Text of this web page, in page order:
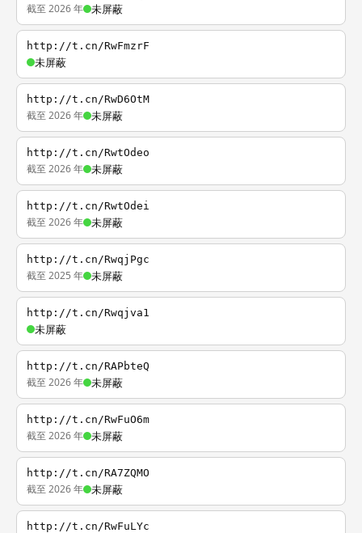
截至 2026 年 未屏蔽
http://t.cn/RwFmzrF
未屏蔽
http://t.cn/RwD6OtM
截至 2026 年 未屏蔽
http://t.cn/RwtOdeo
截至 2026 年 未屏蔽
http://t.cn/RwtOdei
截至 2026 年 未屏蔽
http://t.cn/RwqjPgc
截至 2025 年 未屏蔽
http://t.cn/Rwqjva1
未屏蔽
http://t.cn/RAPbteQ
截至 2026 年 未屏蔽
http://t.cn/RwFuO6m
截至 2026 年 未屏蔽
http://t.cn/RA7ZQMO
截至 2026 年 未屏蔽
http://t.cn/RwFuLYc